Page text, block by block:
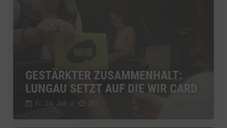
GESTÄRKTER ZUSAMMENHALT:
LUNGAU SETZT AUF DIE WIR CARD
Fr., 24. Juli //